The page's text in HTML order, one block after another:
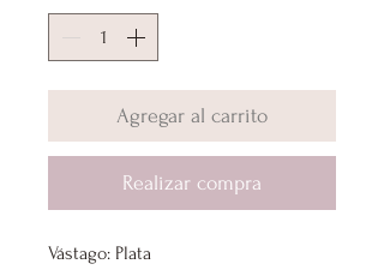
Agregar al carrito
Realizar compra
Vástago: Plata